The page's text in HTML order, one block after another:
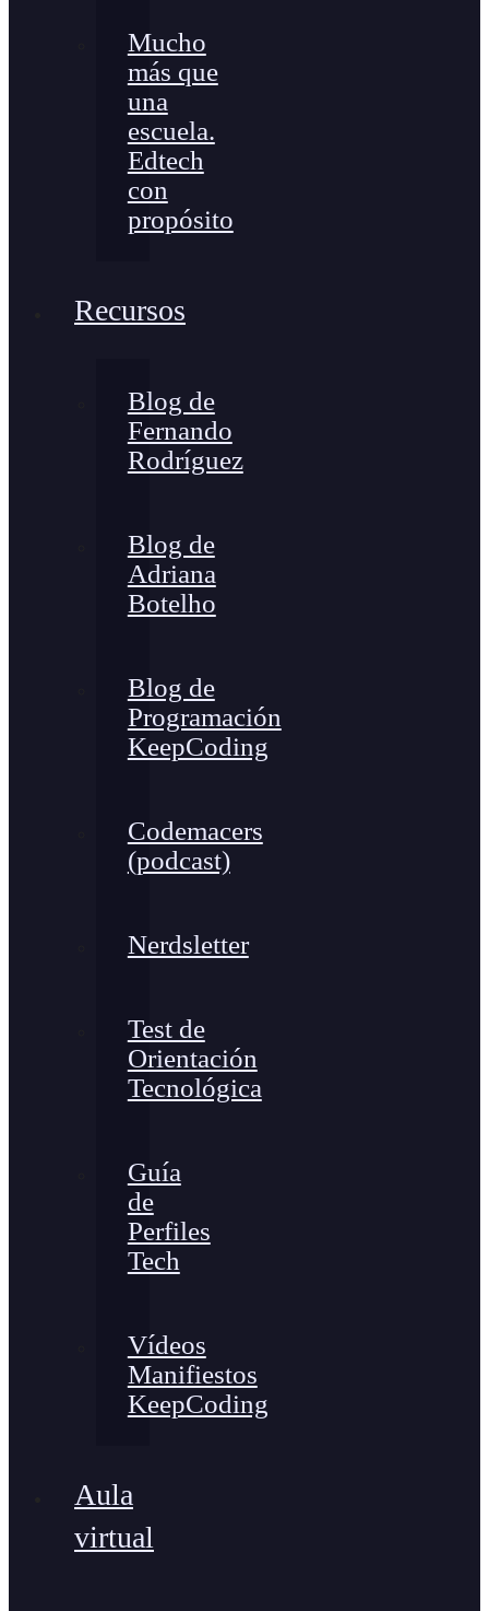
Mucho
más que
una
escuela.
Edtech
con
propósito
Recursos
Blog de
Fernando
Rodríguez
Blog de
Adriana
Botelho
Blog de
Programación
KeepCoding
Codemacers
(podcast)
Nerdsletter
Test de
Orientación
Tecnológica
Guía
de
Perfiles
Tech
Vídeos
Manifiestos
KeepCoding
Aula
virtual